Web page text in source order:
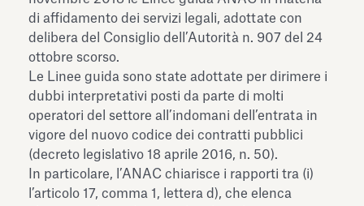
di affidamento dei servizi legali, adottate con
delibera del Consiglio dell’Autorità n. 907 del 24
ottobre scorso.
Le Linee guida sono state adottate per dirimere i
dubbi interpretativi posti da parte di molti
operatori del settore all’indomani dell’entrata in
vigore del nuovo codice dei contratti pubblici
(decreto legislativo 18 aprile 2016, n. 50).
In particolare, l’ANAC chiarisce i rapporti tra (i)
l’articolo 17, comma 1, lettera d), che elenca